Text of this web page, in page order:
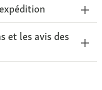
et les avis des